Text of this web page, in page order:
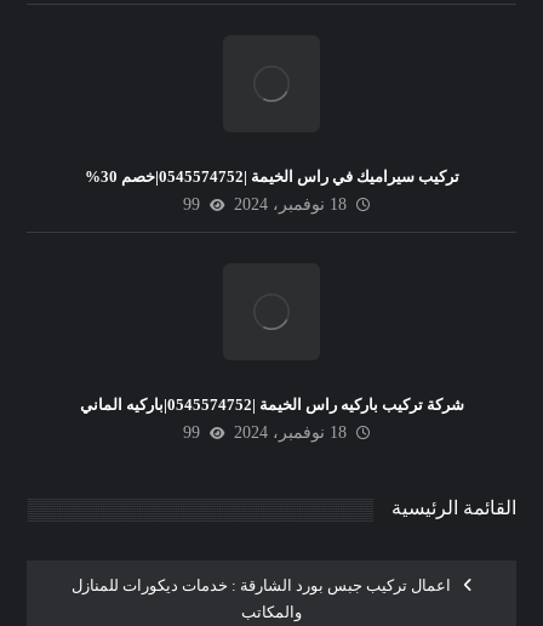
تركيب سيراميك في راس الخيمة |0545574752|خصم 30%
18 نوفمبر، 2024
99
شركة تركيب باركيه راس الخيمة |0545574752|باركيه الماني
18 نوفمبر، 2024
99
القائمة الرئيسية
اعمال تركيب جبس بورد الشارقة : خدمات ديكورات للمنازل
والمكاتب